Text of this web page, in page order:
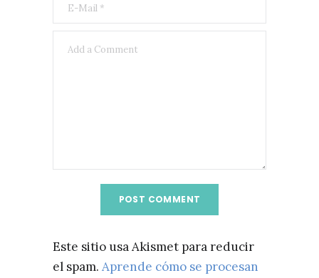
Este sitio usa Akismet para reducir
el spam. Aprende cómo se procesan